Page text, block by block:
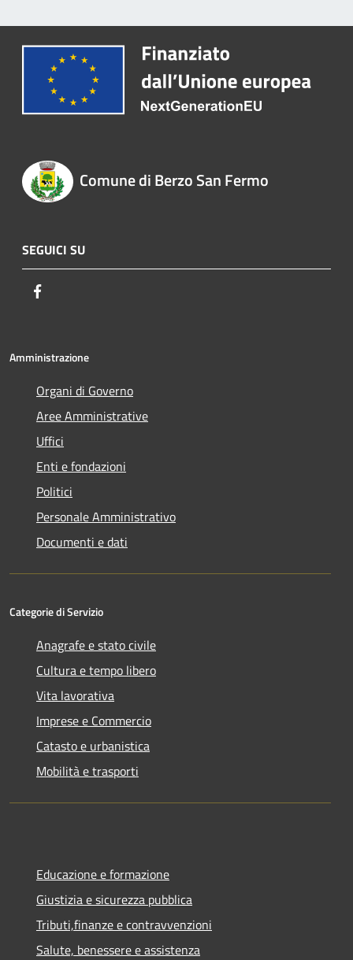
Comune di Berzo San Fermo
SEGUICI SU
Amministrazione
Organi di Governo
Aree Amministrative
Uffici
Enti e fondazioni
Politici
Personale Amministrativo
Documenti e dati
Categorie di Servizio
Anagrafe e stato civile
Cultura e tempo libero
Vita lavorativa
Imprese e Commercio
Catasto e urbanistica
Mobilità e trasporti
Educazione e formazione
Giustizia e sicurezza pubblica
Tributi,finanze e contravvenzioni
Salute, benessere e assistenza